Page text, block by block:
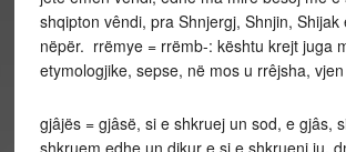
shqipton vêndi, pra Shnjergj, Shnjin,
nëpër. rrëmye = rrëmb-: kështu krejt juga
etymologjike, sepse, në mos u rrêjsha,
gjâjës = gjâsë, si e shkruej un sod, e gjâs,
shkruem edhe un dikur e si e shkrueni ju,